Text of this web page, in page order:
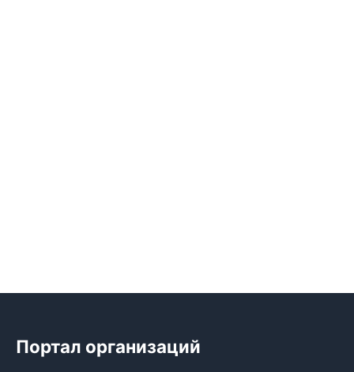
Портал организаций